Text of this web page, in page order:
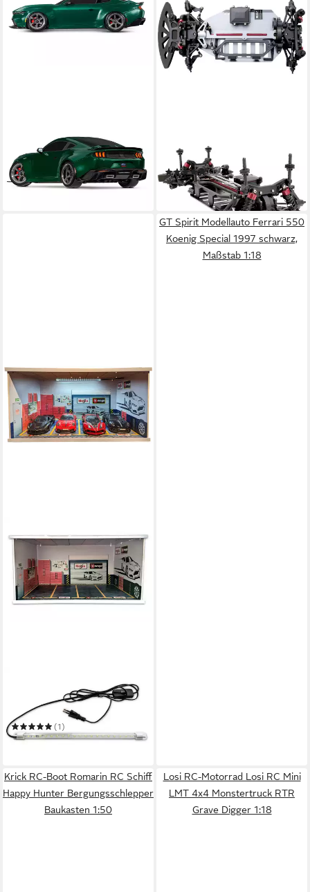
RC-Auto Traxxas 4-TEC Ford
Mustang Grün 1:10 Drift RTR
334,95 €
in 6-7 Werktagen bei dir
FS53113CEI
(1)
ab 73,32 €
in 2-3 Werktagen bei dir
Modellauto Light Box Display
(60x40x30cm) Werkstatt
Diorama (1)
78,99 €
GT Spirit Modellauto Ferrari 550
Koenig Special 1997 schwarz,
Maßstab 1:18
Krick RC-Boot Romarin RC Schiff
Happy Hunter Bergungsschlepper
Baukasten 1:50
Losi RC-Motorrad Losi RC Mini
LMT 4x4 Monstertruck RTR
Grave Digger 1:18